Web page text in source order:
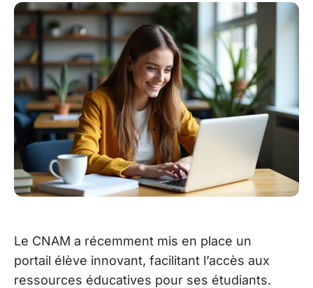
Le CNAM a récemment mis en place un
portail élève innovant, facilitant l’accès aux
ressources éducatives pour ses étudiants.